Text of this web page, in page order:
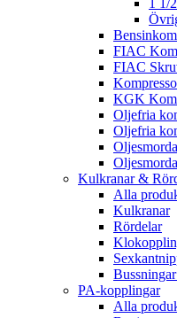
1
FIAC
FIAC
KGK
Oljefria
Oljefria
Kulkranar &
Alla
Kulkranar
Rördelar
PA-kopplingar
Alla